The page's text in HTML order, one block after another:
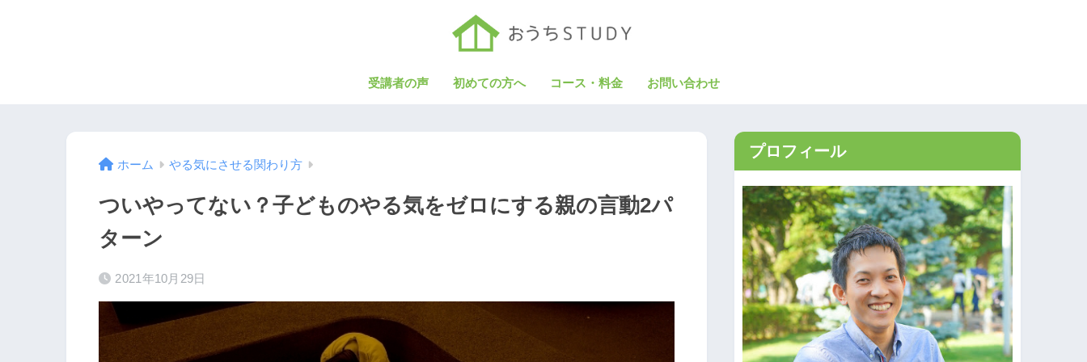
受講者の声 初めての方へ コース・料金 お問い合わせ
ホーム やる気にさせる関わり方
ついやってない？子どものやる気をゼロにする親の言動2パ
ターン
2021年10月29日
プロフィール